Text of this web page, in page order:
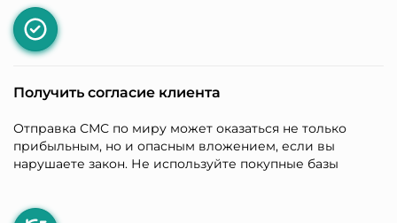
Получить согласие клиента
Отправка СМС по миру может оказаться не только
прибыльным, но и опасным вложением, если вы
нарушаете закон. Не используйте покупные базы